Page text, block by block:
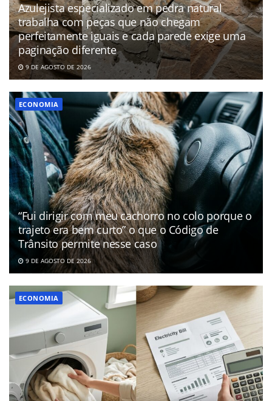
Azulejista especializado em pedra natural
trabalha com peças que não chegam
perfeitamente iguais e cada parede exige uma
paginação diferente
9 DE AGOSTO DE 2026
ECONOMIA
“Fui dirigir com meu cachorro no colo porque o
trajeto era bem curto” o que o Código de
Trânsito permite nesse caso
9 DE AGOSTO DE 2026
ECONOMIA